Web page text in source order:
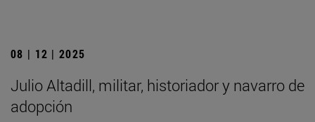
08 | 12 | 2025
Julio Altadill, militar, historiador y navarro de
adopción